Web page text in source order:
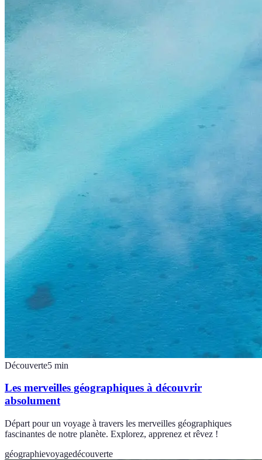
Découverte5 min
Les merveilles géographiques à découvrir
absolument
Départ pour un voyage à travers les merveilles géographiques
fascinantes de notre planète. Explorez, apprenez et rêvez !
géographievoyagedécouverte